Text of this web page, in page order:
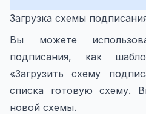
Загрузка схемы
Вы можете
подписания, как
«Загрузить схему
списка готовую схему.
новой схемы.